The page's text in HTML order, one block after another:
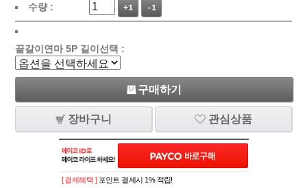
수량 :
+1 -1
끝갈이연마 5P 길이선택 :
구매하기
장바구니 관심상품
[ 결제혜택 ] 포인트 결제시 1% 적립!